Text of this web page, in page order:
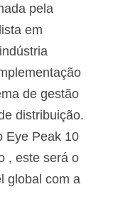
pela
em
de gestão
distribuição.
Eye Peak 10
, este será o
global com a